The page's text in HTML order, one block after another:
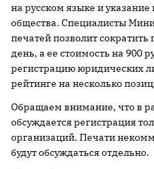
на русском языке и
общества. Специалисты
печатей позволит
день, а ее стоимость на 900
регистрацию юридических
рейтинге на несколько
Обращаем внимание, что в
обсуждается регистрация
организаций. Печати
будут обсуждаться отдельно.